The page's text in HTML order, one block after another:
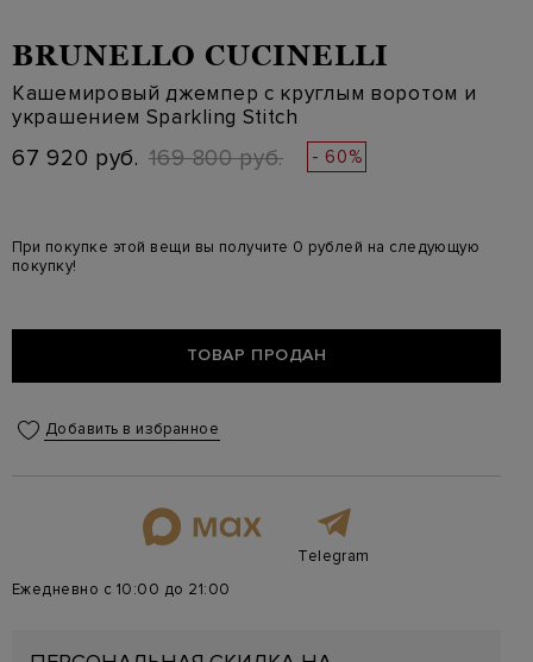
BRUNELLO CUCINELLI
Кашемировый джемпер с круглым воротом и
украшением Sparkling Stitch
67 920 руб. 169 800 руб. - 60%
При покупке этой вещи вы получите 0 рублей на следующую
покупку!
ТОВАР ПРОДАН
Добавить в избранное
Telegram
Ежедневно с 10:00 до 21:00